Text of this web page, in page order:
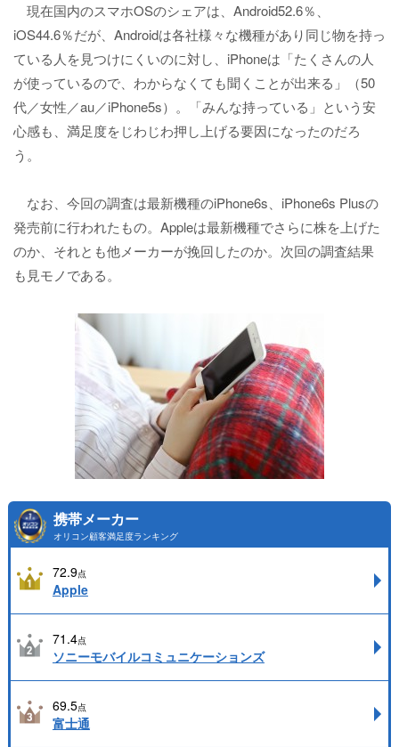
現在国内のスマホOSのシェアは、Android52.6％、
iOS44.6％だが、Androidは各社様々な機種があり同じ物を持っ
ている人を見つけにくいのに対し、iPhoneは「たくさんの人
が使っているので、わからなくても聞くことが出来る」（50
代／女性／au／iPhone5s）。「みんな持っている」という安
心感も、満足度をじわじわ押し上げる要因になったのだろ
う。
なお、今回の調査は最新機種のiPhone6s、iPhone6s Plusの
発売前に行われたもの。Appleは最新機種でさらに株を上げた
のか、それとも他メーカーが挽回したのか。次回の調査結果
も見モノである。
携帯メーカー
オリコン顧客満足度ランキング
72.9点
Apple
71.4点
ソニーモバイルコミュニケーションズ
69.5点
富士通